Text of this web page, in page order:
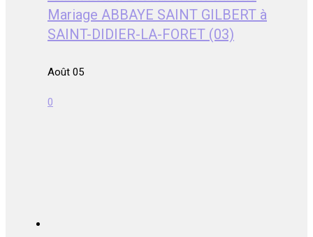
Mariage ABBAYE SAINT GILBERT à
SAINT-DIDIER-LA-FORET (03)
Août 05
0